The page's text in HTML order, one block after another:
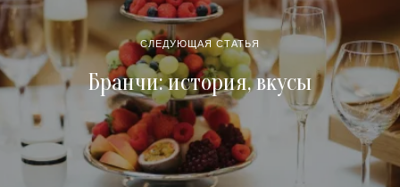
СЛЕДУЮЩАЯ СТАТЬЯ
Бранчи: история, вкусы